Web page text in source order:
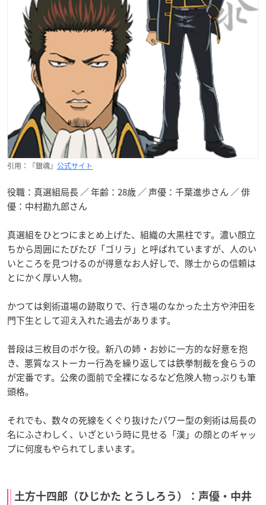
引用：『銀魂』 公式サイト
役職：真選組局長 ／ 年齢：28歳 ／ 声優：千葉進歩さん ／ 俳
優：中村勘九郎さん
真選組をひとつにまとめ上げた、組織の大黒柱です。濃い顔立
ちから周囲にたびたび「ゴリラ」と呼ばれていますが、人のい
いところを見つけるのが得意なお人好しで、隊士からの信頼は
とにかく厚い人物。
かつては剣術道場の跡取りで、行き場のなかった土方や沖田を
門下生として迎え入れた過去があります。
普段は三枚目のボケ役。新八の姉・お妙に一方的な好意を抱
き、悪質なストーカー行為を繰り返しては鉄拳制裁を食らうの
が定番です。公衆の面前で全裸になるなど危険人物っぷりも筆
頭格。
それでも、数々の死線をくぐり抜けたパワー型の剣術は局長の
名にふさわしく、いざという時に見せる「漢」の顔とのギャッ
プに何度もやられてしまいます。
土方十四郎（ひじかた とうしろう）：声優・中井